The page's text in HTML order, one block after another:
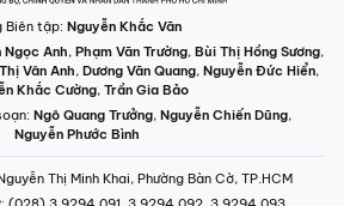
Biên tập: Nguyễn Khắc Văn
Ngọc Anh, Phạm Văn Trường, Bùi Thị Hồng Sương,
Vân Anh, Dương Văn Quang, Nguyễn Đức Hiển,
Khắc Cường, Trần Gia Bảo
Ngô Quang Trưởng, Nguyễn Chiến Dũng,
Nguyễn Phước Bình
Thị Minh Khai, Phường Bàn Cờ, TP.HCM